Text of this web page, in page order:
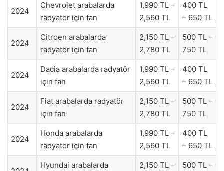
2024
Chevrolet arabalarda
radyatör için fan
1,990 TL –
2,560 TL
400 TL
– 650 TL
2024
Citroen arabalarda
radyatör için fan
2,150 TL –
2,780 TL
500 TL –
750 TL
2024
Dacia arabalarda radyatör
için fan
1,990 TL –
2,560 TL
400 TL
– 650 TL
2024
Fiat arabalarda radyatör
için fan
2,150 TL –
2,780 TL
500 TL –
750 TL
2024
Honda arabalarda
radyatör için fan
1,990 TL –
2,560 TL
400 TL
– 650 TL
Hyundai arabalarda 2,150 TL – 500 TL –